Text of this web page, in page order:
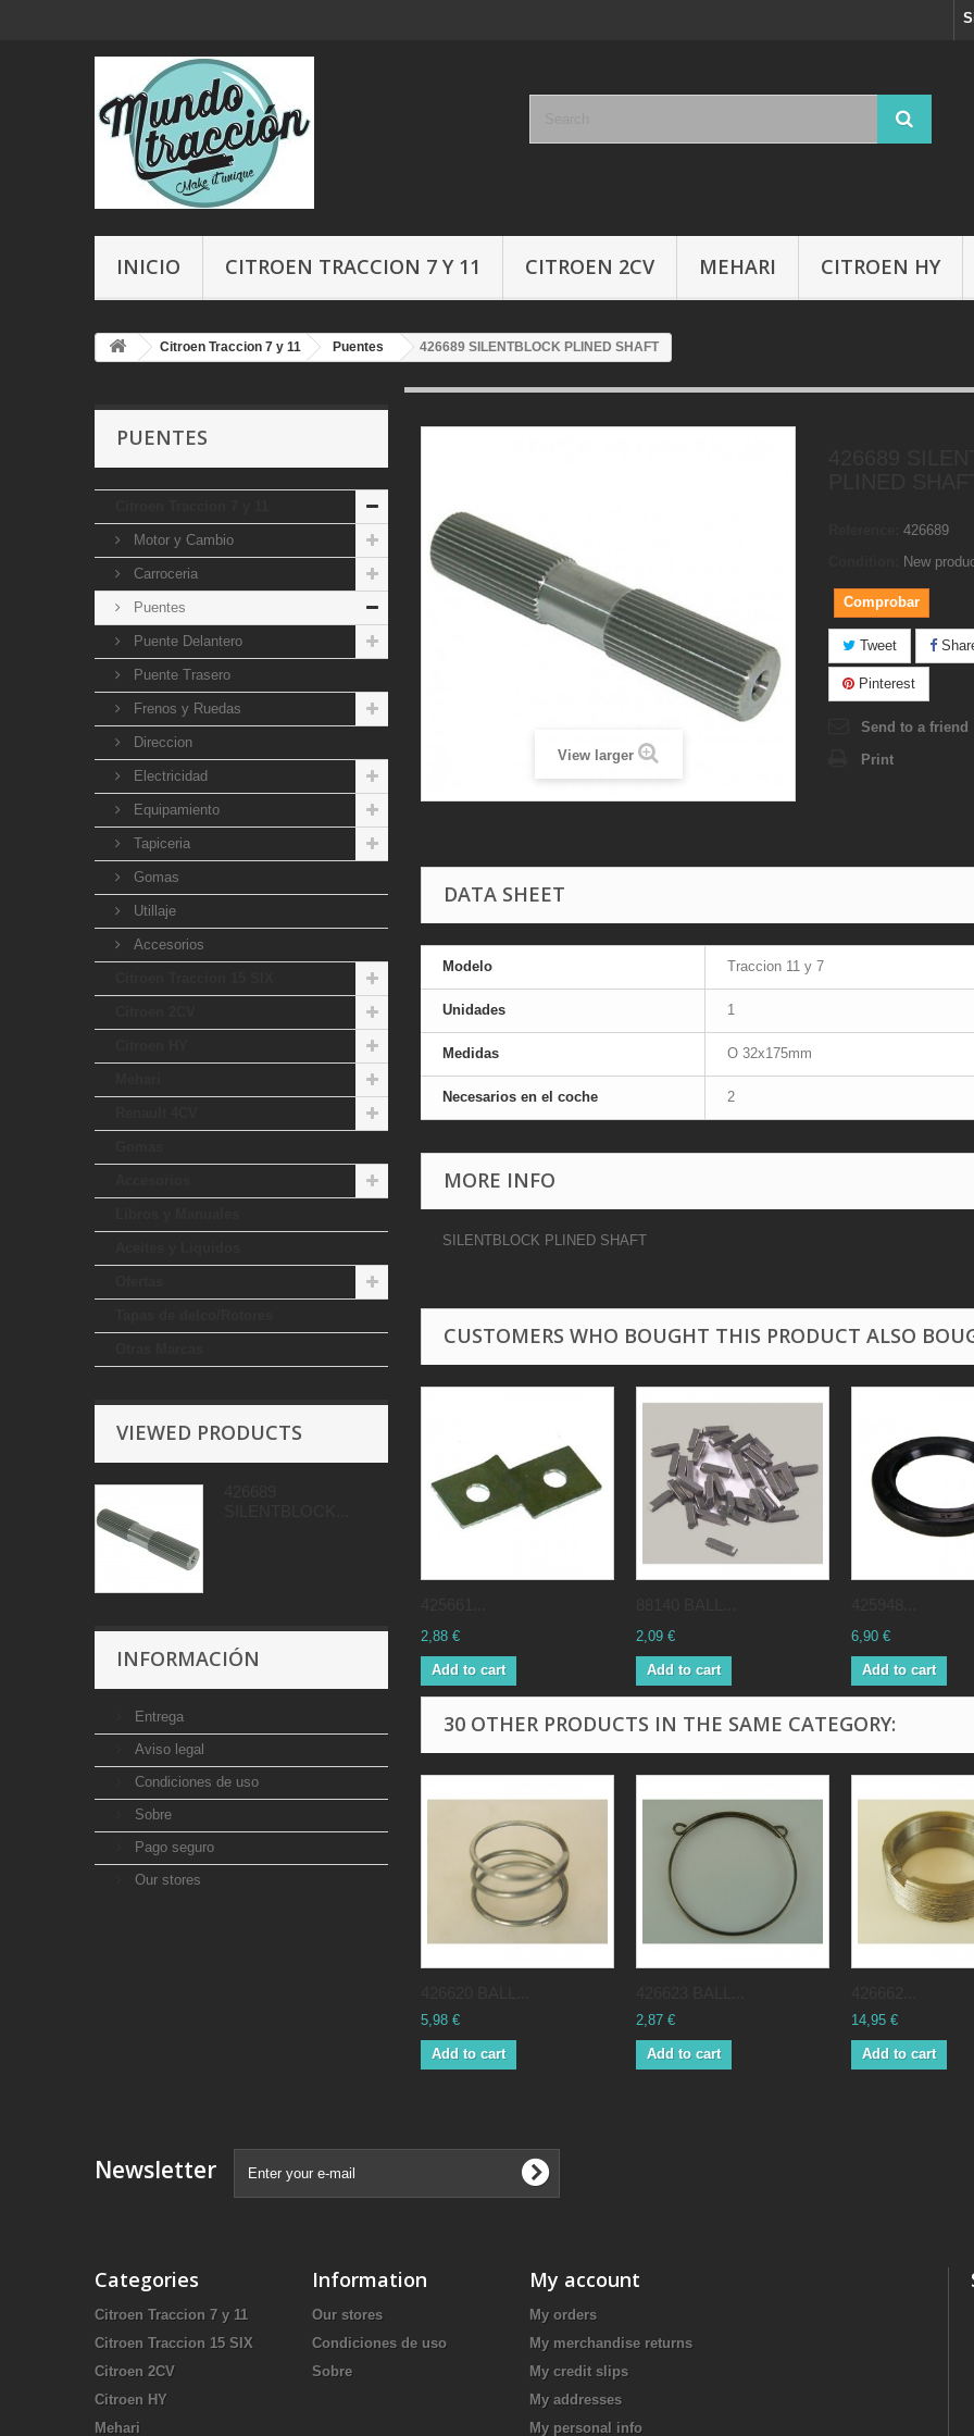
INICIO CITROEN TRACCION 7 Y 11 CITROEN 2CV MEHARI CITROEN HY
Citroen Traccion 7 y 11 Puentes 426689 SILENTBLOCK PLINED SHAFT
PUENTES
Motor y Cambio
Carroceria
Puentes
Puente Delantero
Puente Trasero
Frenos y Ruedas
Direccion
Electricidad
Equipamiento
Tapiceria
Gomas
Utillaje
Accesorios
VIEWED PRODUCTS
INFORMACIÓN
Entrega
Aviso legal
Condiciones de uso
Sobre
Pago seguro
Our stores
View larger
426689
New
Comprobar
Tweet
Pinterest
Send to a friend
Print
DATA SHEET
Modelo Traccion 11 y 7
Unidades 1
Medidas O 32x175mm
Necesarios en el coche 2
MORE INFO
SILENTBLOCK PLINED SHAFT
CUSTOMERS WHO BOUGHT THIS PRODUCT ALSO
2,88 €
Add to cart
2,09 €
Add to cart
6,90 €
Add to cart
30 OTHER PRODUCTS IN THE SAME CATEGORY:
5,98 €
Add to cart
2,87 €
Add to cart
14,95 €
Add to cart
Newsletter
Categories
Citroen Traccion 7 y 11
Citroen Traccion 15 SIX
Citroen 2CV
Citroen HY
Mehari
Information
Our stores
Condiciones de uso
Sobre
My account
My orders
My merchandise returns
My credit slips
My addresses
My personal info